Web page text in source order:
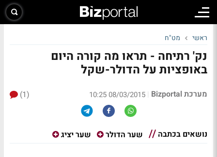
ראשי מט"ח
נק' רתיחה - תראו מה קורה היום
באופציות על הדולר-שקל
מערכת Bizportal |
08/03/2015 10:25
(1)
נושאים בכתבה שער הדולר שער יציג